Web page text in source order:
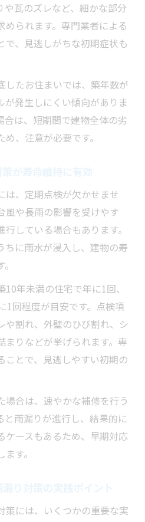
や瓦のズレなど、細かな部分
められます。専門業者による
で、見逃しがちな初期症状も
したお住まいでは、築年数が
発生しにくい傾向がありま
合は、短期間で建物全体の劣
、注意が必要です。
は、定期点検が欠かせませ
風や長雨の影響を受けやす
している場合もあります。
ちに雨水が浸入し、建物の寿
年未満の住宅で年に1回、
1回程度が目安です。点検項
や割れ、外壁のひび割れ、シ
まりなどが挙げられます。専
ことで、見逃しやすい初期の
場合は、速やかな補修を行う
と雨漏りが進行し、結果的に
ケースもあるため、早期対応
す。
策には、いくつかの重要な実